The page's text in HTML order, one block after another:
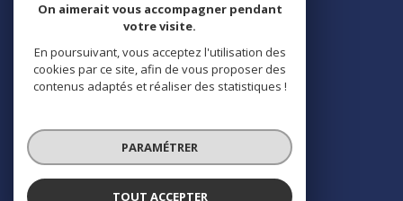
Nous
© 2026 | Tous droits réservés | Traduction powered by Google |
On aimerait vous accompagner pendant
votre visite.
En poursuivant, vous acceptez l'utilisation des
cookies par ce site, afin de vous proposer des
contenus adaptés et réaliser des statistiques !
PARAMÉTRER
TOUT ACCEPTER